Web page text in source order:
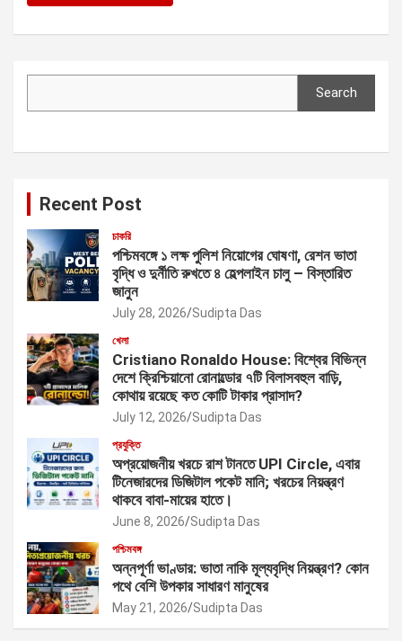
Search
Recent Post
চাকরি
পশ্চিমবঙ্গে ১ লক্ষ পুলিশ নিয়োগের ঘোষণা, রেশন ভাতা
বৃদ্ধি ও দুর্নীতি রুখতে ৪ হেল্পলাইন চালু – বিস্তারিত
জানুন
July 28, 2026 Sudipta Das
খেলা
Cristiano Ronaldo House: বিশ্বের বিভিন্ন
দেশে ক্রিশ্চিয়ানো রোনাল্ডোর ৭টি বিলাসবহুল বাড়ি,
কোথায় রয়েছে কত কোটি টাকার প্রাসাদ?
July 12, 2026 Sudipta Das
প্রযুক্তি
অপ্রয়োজনীয় খরচে রাশ টানতে UPI Circle, এবার
টিনেজারদের ডিজিটাল পকেট মানি; খরচের নিয়ন্ত্রণ
থাকবে বাবা-মায়ের হাতে।
June 8, 2026 Sudipta Das
পশ্চিমবঙ্গ
অন্নপূর্ণা ভাণ্ডার: ভাতা নাকি মূল্যবৃদ্ধি নিয়ন্ত্রণ? কোন
পথে বেশি উপকার সাধারণ মানুষের
May 21, 2026 Sudipta Das